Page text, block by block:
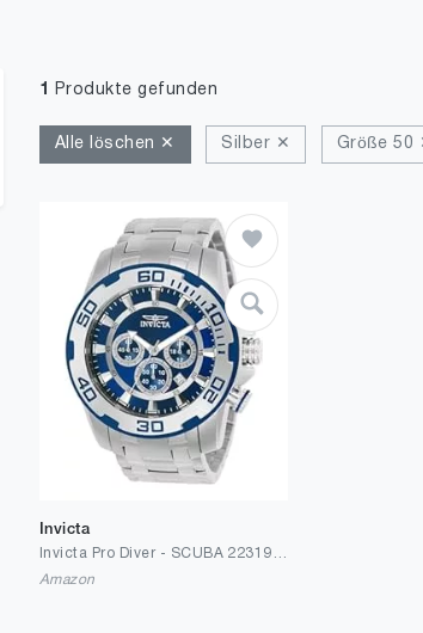
1 Produkte gefunden
Alle löschen ✕ Silber ✕ Größe 50
Invicta
Amazon